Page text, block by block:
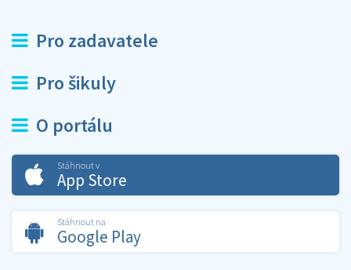
Pro zadavatele
Pro šikuly
O portálu
Stáhnout v
App Store
Stáhnout na
Google Play